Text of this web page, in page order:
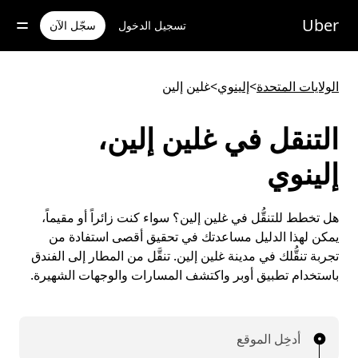
للوصول
المحتوى
Uber تسجيل الدخول سجّل الآن
الولايات المتحدة>إلينوي>غلين إلين
التنقل في غلين إلين،
إلينوي
هل تخطط للتنقُّل في غلين إلين؟ سواء كنت زائراً أو مقيماً،
يمكن لهذا الدليل مساعدتك في تحقيق أقصى استفادة من
تجربة تنقُّلك في مدينة غلين إلين. تنقَّل من المطار إلى الفندق
باستخدام تطبيق أوبر واكتشف المسارات والوجهات الشهيرة.
أدخِل الموقع